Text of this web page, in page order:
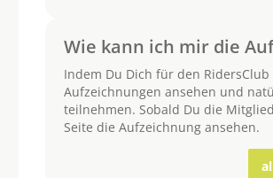
Wie kann ich mir die
Indem Du Dich für den
Aufzeichnungen ansehen und
teilnehmen. Sobald Du die
Seite die Aufzeichnung ansehen.